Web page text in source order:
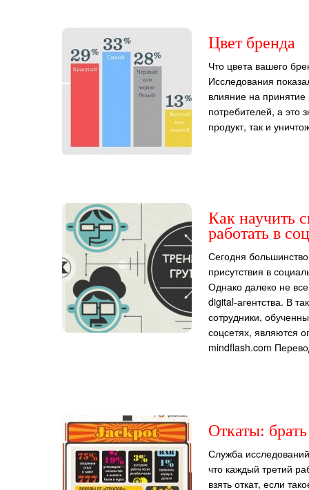
Цвет бренда
Что цвета вашего
Исследования
влияние на
потребителей, а это
продукт, так и
Как научить
работать в
Сегодня
присутствия в
Однако далеко не
digital-агентства. В
сотрудники,
соцсетях, являются
mindflash.com
Откаты:
Служба
что каждый третий
взять откат, если